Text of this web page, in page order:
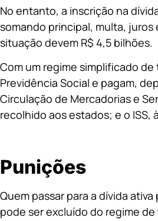
No entanto, a inscrição na
somando principal, multa, juros
situação devem R$ 4,5 bilhões.
Com um regime simplificado
Previdência Social e pagam,
Circulação de Mercadorias e
recolhido aos estados; e o ISS,
Punições
Quem passar para a dívida
pode ser excluído do regime